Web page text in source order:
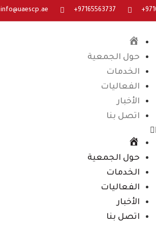
97165563737+
info@uaescp.ae
حول الجمعية
الخدمات
الفعاليات
الأخبار
اتصل بنا
حول الجمعية
الخدمات
الفعاليات
الأخبار
اتصل بنا